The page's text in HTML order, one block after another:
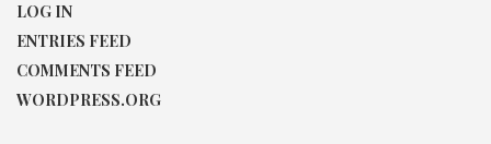
LOG IN
ENTRIES FEED
COMMENTS FEED
WORDPRESS.ORG